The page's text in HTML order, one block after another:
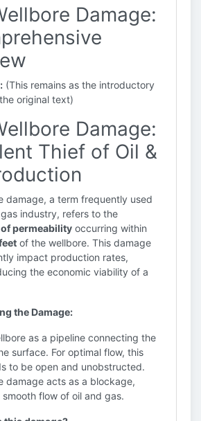
Damage:
(This remains as the introductory
original text)
Damage:
Thief of Oil &
damage, a term frequently used
industry, refers to the
permeability occurring within
of the wellbore. This damage
impact production rates,
the economic viability of a
the Damage:
as a pipeline connecting the
surface. For optimal flow, this
to be open and unobstructed.
damage acts as a blockage,
flow of oil and gas.